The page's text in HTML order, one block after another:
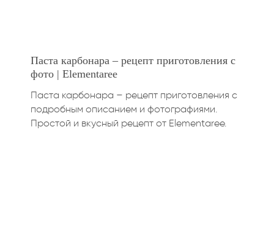
Паста карбонара – рецепт приготовления с
фото | Elementaree
Паста карбонара – рецепт приготовления с
подробным описанием и фотографиями.
Простой и вкусный рецепт от Elementaree.